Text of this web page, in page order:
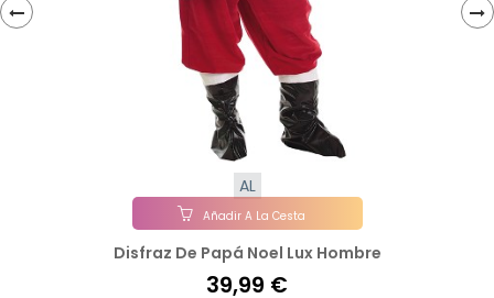
AL
Añadir A La Cesta
Disfraz De Papá Noel Lux Hombre
39,99 €